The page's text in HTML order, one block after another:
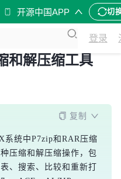
开源中国APP 切
登录
和解压缩工具
复制
系统中P7zip和RAR压缩
压缩和解压缩操作，包
、搜索、比较和重新打